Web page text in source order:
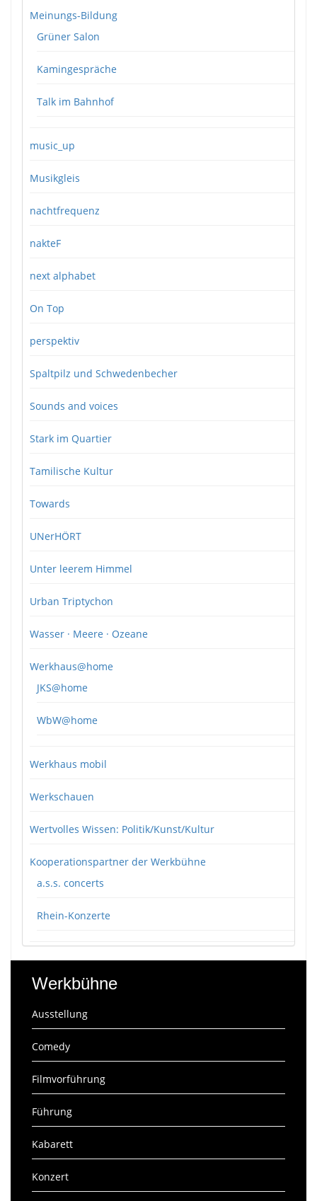
Meinungs-Bildung
Grüner Salon
Kamingespräche
Talk im Bahnhof
music_up
Musikgleis
nachtfrequenz
nakteF
next alphabet
On Top
perspektiv
Spaltpilz und Schwedenbecher
Sounds and voices
Stark im Quartier
Tamilische Kultur
Towards
UNerHÖRT
Unter leerem Himmel
Urban Triptychon
Wasser · Meere · Ozeane
Werkhaus@home
JKS@home
WbW@home
Werkhaus mobil
Werkschauen
Wertvolles Wissen: Politik/Kunst/Kultur
Kooperationspartner der Werkbühne
a.s.s. concerts
Rhein-Konzerte
Werkbühne
Ausstellung
Comedy
Filmvorführung
Führung
Kabarett
Konzert